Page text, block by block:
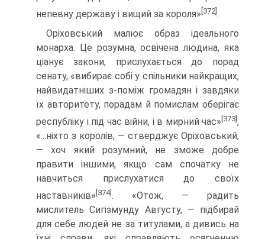
непевну державу і вищий за короля» [372].
Оріховський малює образ ідеального
монарха. Це розумна, освічена людина, яка
ціанує закони, прислухається до порад
сенату, «вибирає собі у спільники найкра­щих,
найвидатніших з-поміж громадян і завдяки
їх авторитету, порадам й помис­лам оберігає
республіку і під час війни, і в мирний час» [373],
«...ніхто з королів, — ствер­джує Оріховський,
— хоч який розумний, не зможе добре
правити іншими, якщо сам спочатку не
навчиться прислухатися до своїх
наставників» [374]. «Отож, — радить
мислитель Сигізмунду Августу, — підбирай
для себе людей не за титулами, а ди­вись на